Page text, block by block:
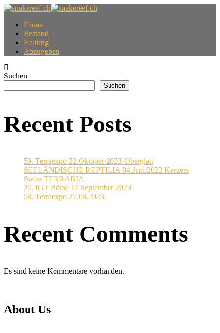
Home
Bestand
Haltung
Abzugeben
Suchen
Suchen
Recent Posts
59. Terraexpo 22.Oktober 2023-Oberglatt
SEELÄNDISCHE REPTILIA 04.Juni.2023 Kerzers
Swiss TERRARIA
24. IGT Börse 17 September 2023
58. Terraexpo 27.08.2023
Recent Comments
Es sind keine Kommentare vorhanden.
About Us